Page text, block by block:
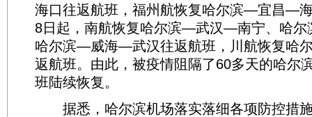
海口往返航班，福州航恢复哈尔滨—宜昌—
8日起，南航恢复哈尔滨—武汉—南宁、哈
哈尔滨—威海—武汉往返航班，川航恢复哈
返航班。由此，被疫情阻隔了60多天的哈尔
班陆续恢复。
据悉，哈尔滨机场落实落细各项防控措